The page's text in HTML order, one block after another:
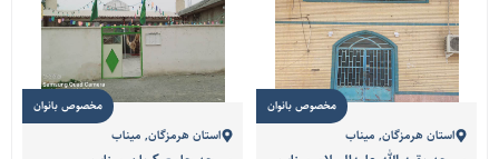
استان هرمزگان,میناب
مخصوص بانوان
استان هرمزگان,میناب
مخصوص بانوان